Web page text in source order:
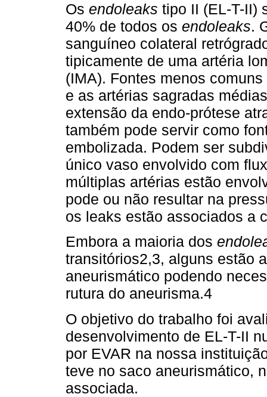
Os endoleaks tipo II (EL-T-II)
40% de todos os endoleaks.
sanguíneo colateral
tipicamente de uma artéria
(IMA). Fontes menos
e as artérias sagradas
extensão da endo-prótese
também pode servir como
embolizada. Podem ser
único vaso envolvido com
múltiplas artérias estão
pode ou não resultar na
os leaks estão associados a
Embora a maioria dos
transitórios2,3, alguns estão
aneurismático podendo
rutura do aneurisma.4
O objetivo do trabalho foi
desenvolvimento de EL-T-II
por EVAR na nossa
teve no saco aneurismático,
associada.